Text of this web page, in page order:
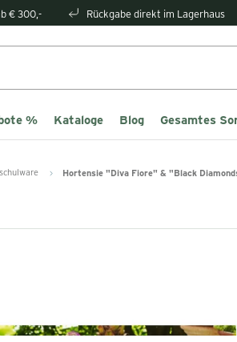
€ 300,- Rückgabe direkt im Lagerhaus
% Kataloge Blog Gesamtes
Hortensie "Diva Fiore" & "Black